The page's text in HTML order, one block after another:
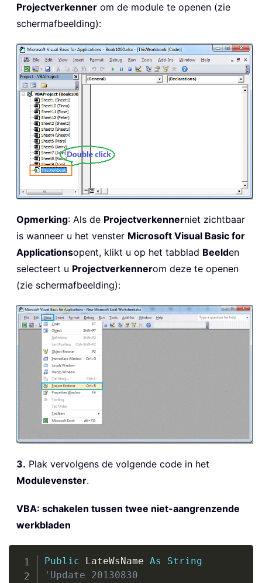
Projectverkenner om de module te openen (zie
schermafbeelding):
Opmerking: Als de Projectverkennerniet zichtbaar
is wanneer u het venster Microsoft Visual Basic for
Applicationsopent, klikt u op het tabblad Beelden
selecteert u Projectverkennerom deze te openen
(zie schermafbeelding):
3. Plak vervolgens de volgende code in het
Modulevenster.
VBA: schakelen tussen twee niet-aangrenzende
werkbladen
Public LateWsName As
String
'Update 20130830